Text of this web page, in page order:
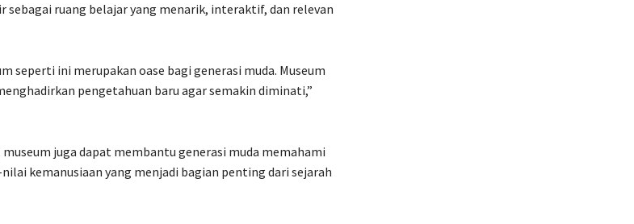
sebagai ruang belajar yang menarik, interaktif, dan relevan
seperti ini merupakan oase bagi generasi muda. Museum
pengetahuan baru agar semakin diminati,”
museum juga dapat membantu generasi muda memahami
kemanusiaan yang menjadi bagian penting dari sejarah